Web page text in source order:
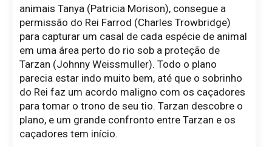
animais Tanya (Patricia Morison), consegue a
permissão do Rei Farrod (Charles Trowbridge)
para capturar um casal de cada espécie de animal
em uma área perto do rio sob a proteção de
Tarzan (Johnny Weissmuller). Todo o plano
parecia estar indo muito bem, até que o sobrinho
do Rei faz um acordo maligno com os caçadores
para tomar o trono de seu tio. Tarzan descobre o
plano, e um grande confronto entre Tarzan e os
caçadores tem início.